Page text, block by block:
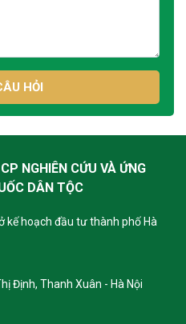
HỎI
NGHIÊN CỨU VÀ ỨNG
DÂN TỘC
kế hoạch đầu tư thành phố Hà
Định, Thanh Xuân - Hà Nội